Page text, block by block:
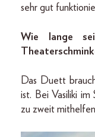
sehr gut
Wie lange
Das Duett
ist. Bei Vasiliki im
zu zweit